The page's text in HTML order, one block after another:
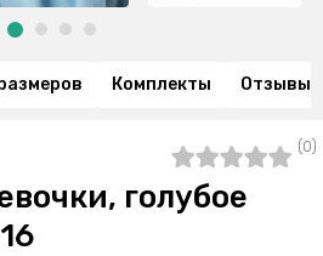
Комплекты Отзывы
(0)
голубое